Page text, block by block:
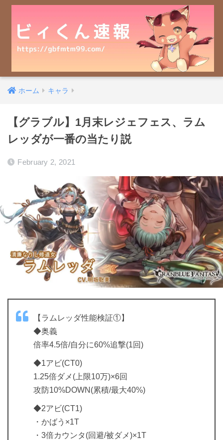
ホーム キャラ
【グラブル】1月末レジェフェス、ラム
レッダが一番の当たり説
February 2, 2021
【ラムレッダ性能検証①】
◆奥義
倍率4.5倍/自分に60%追撃(1回)
◆1アビ(CT0)
1.25倍ダメ(上限10万)×6回
攻防10%DOWN(累積/最大40%)
◆2アビ(CT1)
・かばう×1T
・3倍カウンタ(回避/被ダメ)×1T